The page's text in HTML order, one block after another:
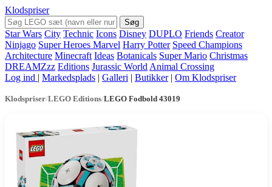
Klodspriser
Søg
Star Wars City Technic Icons Disney DUPLO Friends Creator
Ninjago Super Heroes Marvel Harry Potter Speed Champions
Architecture Minecraft Ideas Botanicals Super Mario Christmas
DREAMZzz Editions Jurassic World Animal Crossing
Log ind | Markedsplads | Galleri | Butikker | Om Klodspriser
Klodspriser/LEGO Editions/LEGO Fodbold 43019